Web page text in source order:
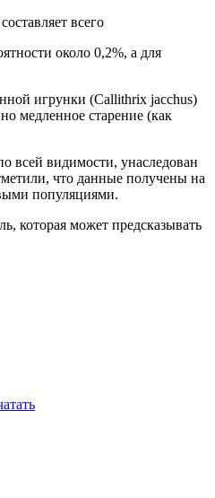
всего
около 0,2%, а для
игрунки (Callithrix jacchus)
медленное старение (как
всей видимости, унаследован
что данные получены на
популяциями.
которая может предсказывать